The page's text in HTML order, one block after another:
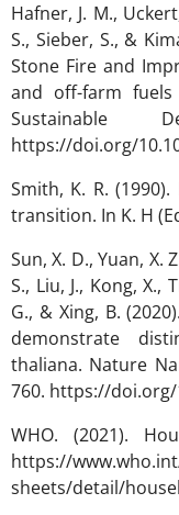
Hafner, J. M.,
S., Sieber, S., &
Stone Fire and
and off-farm
Sustainable
https://doi.org/
Smith, K. R.
transition. In K. H
Sun, X. D., Yuan, X.
S., Liu, J., Kong, X.,
G., & Xing, B.
demonstrate
thaliana. Nature
760. https://doi.org/
WHO. (2021).
https://
sheets/detail/